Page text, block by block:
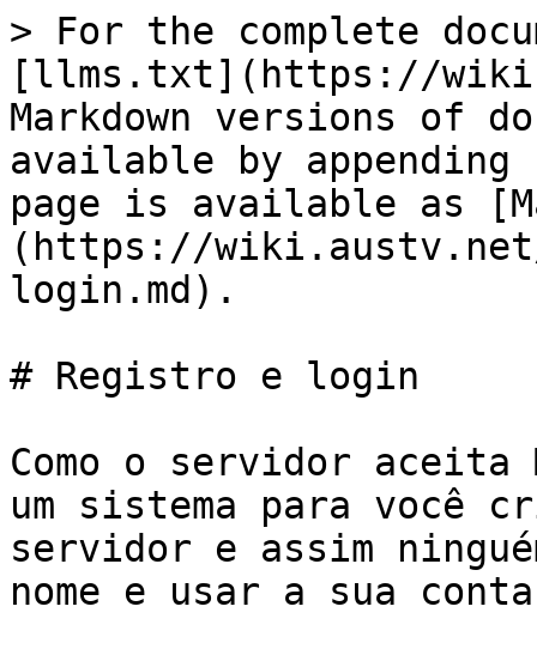
> For the complete
[llms.txt](https://
Markdown versions of
available by
page is available as
(https://
login.md).
# Registro e login
Como o servidor
um sistema para você
servidor e assim
nome e usar a sua